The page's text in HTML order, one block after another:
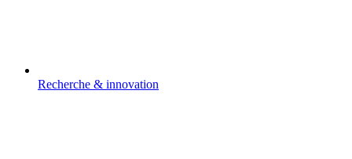
Recherche & innovation